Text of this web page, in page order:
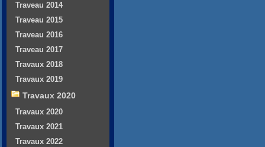
Traveau 2014
Traveau 2015
Traveau 2016
Traveau 2017
Travaux 2018
Travaux 2019
Travaux 2020
Travaux 2020
Travaux 2021
Travaux 2022